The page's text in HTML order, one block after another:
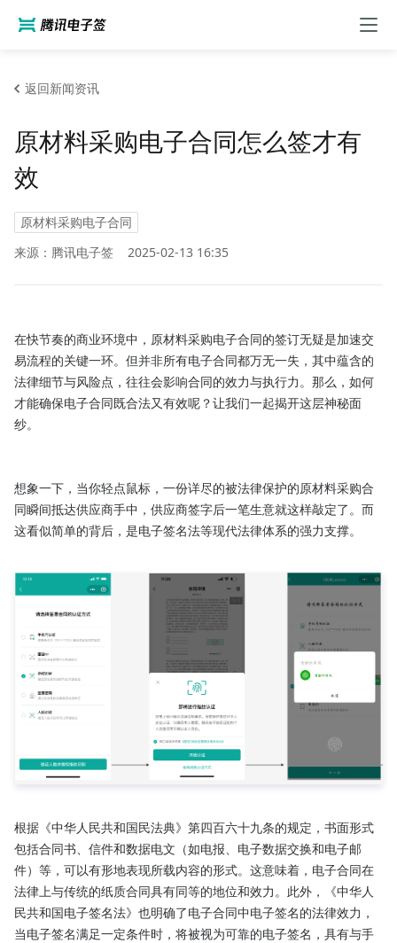
返回新闻资讯
原材料采购电子合同怎么签才有
效
原材料采购电子合同
来源：腾讯电子签
2025-02-13 16:35
在快节奏的商业环境中，原材料采购电子合同的签订无疑是加速交
易流程的关键一环。但并非所有电子合同都万无一失，其中蕴含的
法律细节与风险点，往往会影响合同的效力与执行力。那么，如何
才能确保电子合同既合法又有效呢？让我们一起揭开这层神秘面
纱。
想象一下，当你轻点鼠标，一份详尽的被法律保护的原材料采购合
同瞬间抵达供应商手中，供应商签字后一笔生意就这样敲定了。而
这看似简单的背后，是电子签名法等现代法律体系的强力支撑。
根据《中华人民共和国民法典》第四百六十九条的规定，书面形式
包括合同书、信件和数据电文（如电报、电子数据交换和电子邮
件）等，可以有形地表现所载内容的形式。这意味着，电子合同在
法律上与传统的纸质合同具有同等的地位和效力。此外，《中华人
民共和国电子签名法》也明确了电子合同中电子签名的法律效力，
当电子签名满足一定条件时，将被视为可靠的电子签名，具有与手